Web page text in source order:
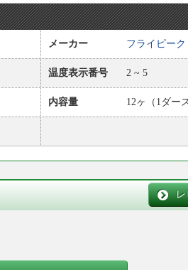
メーカー フライピーク
温度表示番号 2 ~ 5
内容量 12ヶ（1ダー
レ